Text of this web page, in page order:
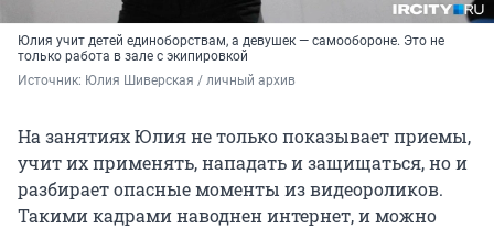
Юлия учит детей единоборствам, а девушек — самообороне. Это не
только работа в зале с экипировкой
Источник: Юлия Шиверская / личный архив
На занятиях Юлия не только показывает приемы,
учит их применять, нападать и защищаться, но и
разбирает опасные моменты из видеороликов.
Такими кадрами наводнен интернет, и можно